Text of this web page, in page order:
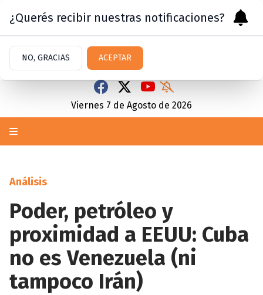
Viernes 7 de Agosto de 2026
Análisis
Poder, petróleo y
proximidad a EEUU: Cuba
no es Venezuela (ni
tampoco Irán)
¿Querés recibir nuestras notificaciones?
NO, GRACIAS ACEPTAR